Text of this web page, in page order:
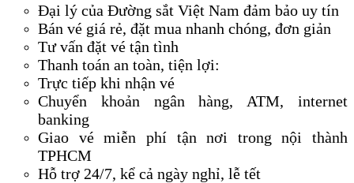
Đại lý của Đường sắt Việt Nam đảm bảo uy tín
Bán vé giá rẻ, đặt mua nhanh chóng, đơn giản
Tư vấn đặt vé tận tình
Thanh toán an toàn, tiện lợi:
Trực tiếp khi nhận vé
Chuyển khoản ngân hàng, ATM, internet
banking
Giao vé miễn phí tận nơi trong nội thành
TPHCM
Hỗ trợ 24/7, kể cả ngày nghỉ, lễ tết